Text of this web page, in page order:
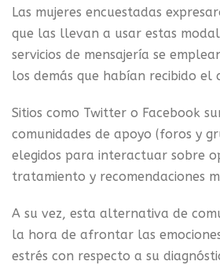
Las mujeres encuestadas
que las llevan a usar estas
servicios de mensajería se
los demás que habían recibido el
Sitios como Twitter o Facebook
comunidades de apoyo (foros y
elegidos para interactuar sobre
tratamiento y recomendaciones
A su vez, esta alternativa de
la hora de afrontar las
estrés con respecto a su